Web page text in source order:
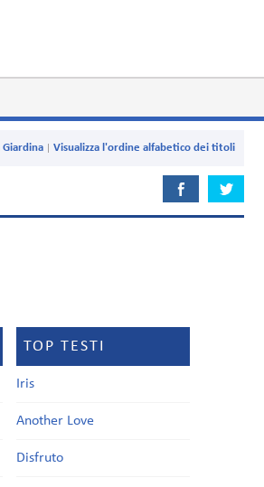
Visualizza l'ordine alfabetico dei titoli
Giardina
TOP TESTI
Iris
Another Love
Disfruto